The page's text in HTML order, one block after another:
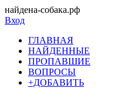
найдена-собака.рф
Вход
ГЛАВНАЯ
НАЙДЕННЫЕ
ПРОПАВШИЕ
ВОПРОСЫ
+ДОБАВИТЬ